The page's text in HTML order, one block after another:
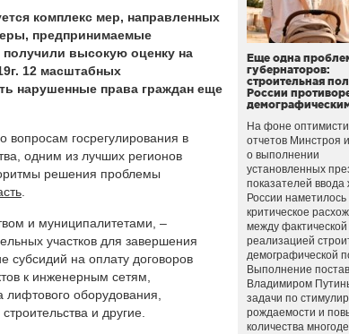
комплекс мер, направленных
предпринимаемые
высокую оценку на
12 масштабных
нарушенные права граждан еще
госрегулирования в
одним из лучших регионов
решения проблемы
и муниципалитетами, –
участков для завершения
субсидий на оплату договоров
к инженерным сетям,
лифтового оборудования,
и другие.
Еще одна
губернаторов:
строительная
России
На фоне
отчетов Минстроя
о выполнении
установленных
показателей ввода
России наметилось
критическое
между фактической
реализацией
демографической
Выполнение
Владимиром
задачи по
рождаемости и
количества